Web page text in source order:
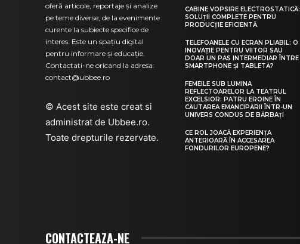
oferă articole, reportaje și analize
pe teme diverse, de la evenimente
curente la subiecte specifice de
interes. Este un spațiu digital
pentru informare și educație.
Contactati-ne oricand la adresa:
contact@ubbee.ro
© Acest site este creat si
administrat de Ubbee.ro.
Toate drepturile rezervate.
CABINE VOPSIRE ELECTROSTATICĂ:
SOLUȚII COMPLETE PENTRU
PRODUCȚIE EFICIENTĂ
TELEFOANELE CU ECRAN PLIABIL: O
INOVAȚIE PENTRU VIITOR SAU
DOAR UN PAS INTERMEDIAR ÎNTRE
SMARTPHONE ȘI TABLETĂ?
FEMEILE SUB LUMINA
REFLECTOARELOR LA TEATRUL
EXCELSIOR: PATRU EROINE ÎN
CĂUTAREA EMANCIPĂRII ÎNTR-UN
UNIVERS CONDUS DE BĂRBAȚI
CE ROL JOACĂ EXPERIENȚA
ANTERIOARĂ ÎN ACCESAREA
FONDURILOR EUROPENE?
CONTACTEAZA-NE